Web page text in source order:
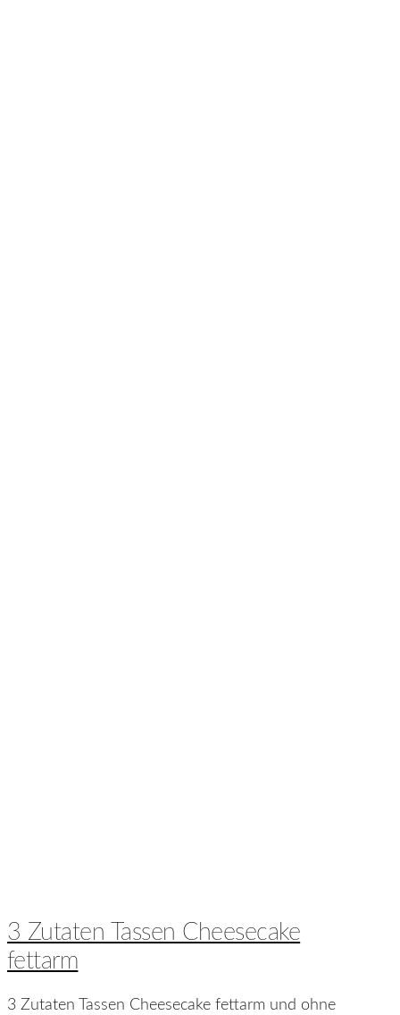
3 Zutaten Tassen Cheesecake
fettarm
3 Zutaten Tassen Cheesecake fettarm und ohne